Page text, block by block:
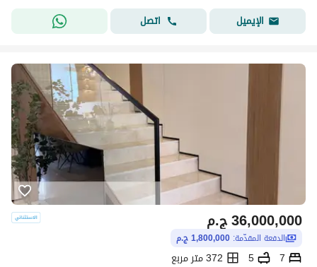
الإيميل
اتصل
ج.م36,000,000
الدفعة المقدّمة: 1,800,000 ج.م
7
5
372 متر مربع